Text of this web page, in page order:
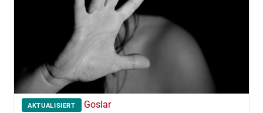
AKTUALISIERT Goslar